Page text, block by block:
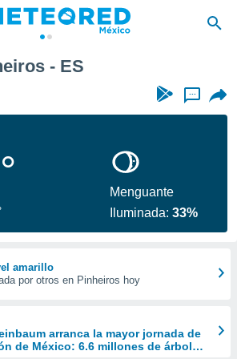
- ES
...
Menguante
Iluminada:33%
amarillo
por otros en Pinheiros hoy
arranca la mayor jornada de
de México: 6.6 millones de árboles